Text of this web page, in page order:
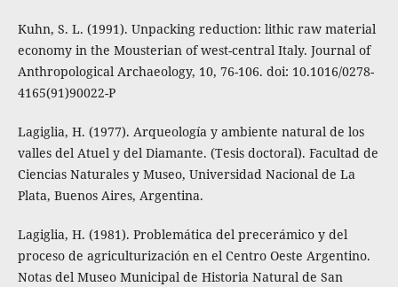
Kuhn, S. L. (1991). Unpacking reduction: lithic raw material
economy in the Mousterian of west-central Italy. Journal of
Anthropological Archaeology, 10, 76-106. doi: 10.1016/0278-
4165(91)90022-P
Lagiglia, H. (1977). Arqueología y ambiente natural de los
valles del Atuel y del Diamante. (Tesis doctoral). Facultad de
Ciencias Naturales y Museo, Universidad Nacional de La
Plata, Buenos Aires, Argentina.
Lagiglia, H. (1981). Problemática del precerámico y del
proceso de agriculturización en el Centro Oeste Argentino.
Notas del Museo Municipal de Historia Natural de San